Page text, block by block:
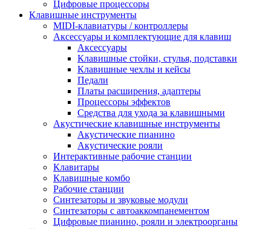
Цифровые процессоры
Клавишные инструменты
MIDI-клавиатуры / контроллеры
Аксессуары и комплектующие для клавиш
Аксессуары
Клавишные стойки, стулья, подставки
Клавишные чехлы и кейсы
Педали
Платы расширения, адаптеры
Процессоры эффектов
Средства для ухода за клавишными
Акустические клавишные инструменты
Акустические пианино
Акустические рояли
Интерактивные рабочие станции
Клавитары
Клавишные комбо
Рабочие станции
Синтезаторы и звуковые модули
Синтезаторы с автоаккомпанементом
Цифровые пианино, рояли и электроорганы